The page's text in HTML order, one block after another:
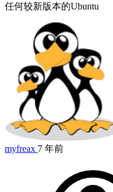
任何较新版本的Ubuntu
myfreax 7 年前